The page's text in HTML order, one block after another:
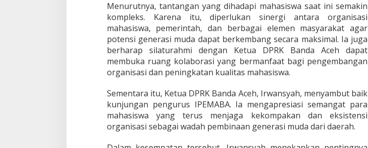
Menurutnya, tantangan yang dihadapi mahasiswa saat ini semakin
kompleks. Karena itu, diperlukan sinergi antara organisasi
mahasiswa, pemerintah, dan berbagai elemen masyarakat agar
potensi generasi muda dapat berkembang secara maksimal. Ia juga
berharap silaturahmi dengan Ketua DPRK Banda Aceh dapat
membuka ruang kolaborasi yang bermanfaat bagi pengembangan
organisasi dan peningkatan kualitas mahasiswa.
Sementara itu, Ketua DPRK Banda Aceh, Irwansyah, menyambut baik
kunjungan pengurus IPEMABA. Ia mengapresiasi semangat para
mahasiswa yang terus menjaga kekompakan dan eksistensi
organisasi sebagai wadah pembinaan generasi muda dari daerah.